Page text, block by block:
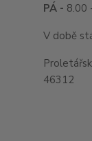
PÁ - 8.00
V době
46312